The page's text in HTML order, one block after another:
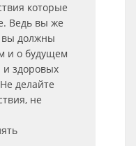
которые
Ведь вы же
вы должны
и о будущем
и здоровых
делайте
не